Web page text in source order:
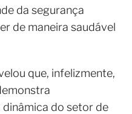
da segurança
de maneira saudável
que, infelizmente,
do setor de